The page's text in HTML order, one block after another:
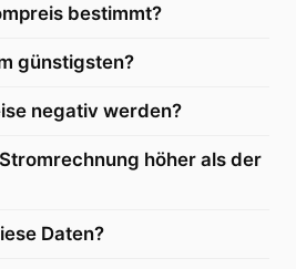
bestimmt?
günstigsten?
negativ werden?
höher als der
Daten?